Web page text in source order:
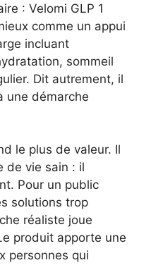
: Velomi GLP 1
comme un appui
incluant
sommeil
Dit autrement, il
une démarche
le plus de valeur. Il
de vie sain : il
Pour un public
solutions trop
réaliste joue
produit apporte une
personnes qui